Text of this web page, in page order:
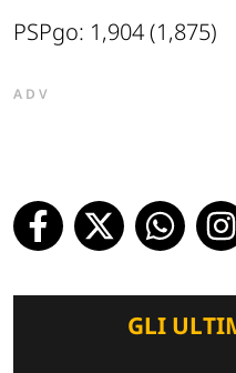
PSPgo: 1,904 (1,875)
ADV
GLI